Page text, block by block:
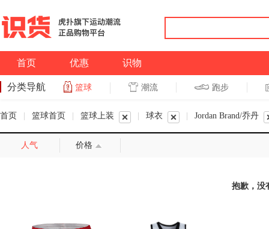
首页 优惠 识物
分类导航 篮球 潮流 跑步
首页 篮球首页 篮球上装 球衣 Jordan Brand/乔丹
人气 价格
抱歉，没